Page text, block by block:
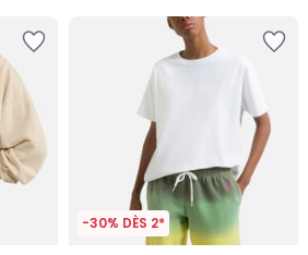
-30% DÈS 2*